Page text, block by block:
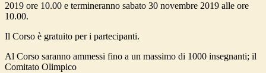
2019 ore 10.00 e termineranno sabato 30 novembre 2019 alle ore
10.00.
Il Corso è gratuito per i partecipanti.
Al Corso saranno ammessi fino a un massimo di 1000 insegnanti; il
Comitato Olimpico